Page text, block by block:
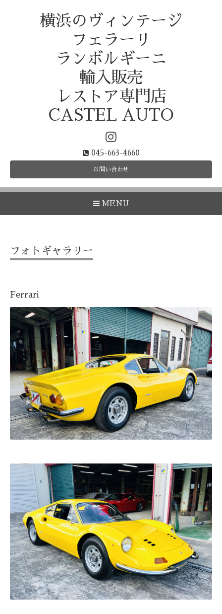
横浜のヴィンテージ
フェラーリ
ランボルギーニ
輸入販売
レストア専門店
CASTEL AUTO
045-663-4660
お問い合わせ
MENU
フォトギャラリー
Ferrari